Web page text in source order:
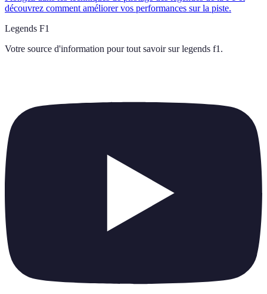
découvrez comment améliorer vos performances sur la piste.
Legends F1
Votre source d'information pour tout savoir sur legends f1 .